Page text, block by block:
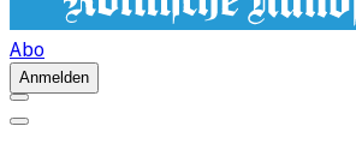
Abo
Anmelden